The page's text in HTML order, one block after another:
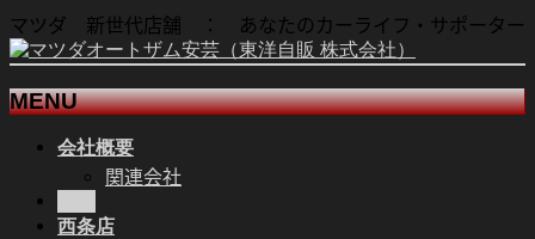
マツダ 新世代店舗 ： あなたのカーライフ・サポーター
MENU
会社概要
関連会社
西条店